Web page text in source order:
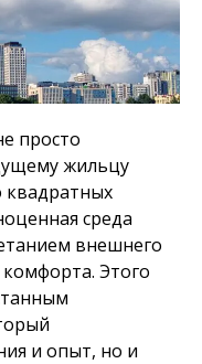
просто
жильцу
квадратных
среда
внешнего
Этого
и опыт, но и